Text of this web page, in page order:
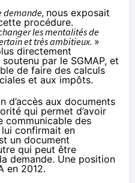
demande, nous exposait
procédure.
les mentalités de
et très ambitieux. »
directement
par le SGMAP, et
de faire des calculs
et aux impôts.
d’accès aux documents
qui permet d’avoir
communicable des
confirmait en
un document
qui peut être
demande. Une position
en 2012.